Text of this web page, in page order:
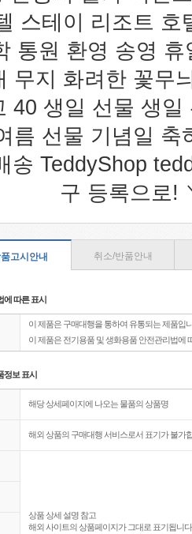
스테이 리조트
통원 환영 송영
무지 화려한 꽃무
40 생일 선물 생
름 선물 기념일
송 TeddyShop
구 등록으로!
고시안내 취소/반품안내
에 따른 표시
이 제품은 구매대행을 통하여 유통되는 제품입
이 제품은 전기용품 및 생화용품 안전관리법에
정보 표시
해당 상세페이지에 나오는 물품의 상품명
해외 상품의 구매대행 서비스로서 표기가 불가
상품 상세 설명 참고
해외 사이트의 상품페이지가 그대로 표기됩니